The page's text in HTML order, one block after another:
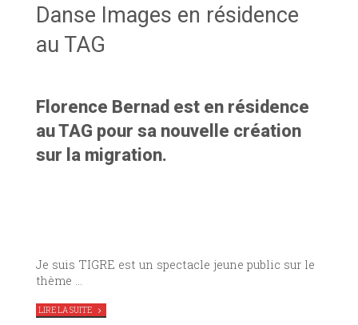
Danse Images en résidence
au TAG
Florence Bernad est en résidence
au TAG pour sa nouvelle création
sur la migration.
Je suis TIGRE est un spectacle jeune public sur le
thème …
LIRE LA SUITE"
JE
SUIS